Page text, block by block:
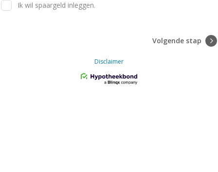
Ik wil spaargeld inleggen.
Volgende stap
Disclaimer